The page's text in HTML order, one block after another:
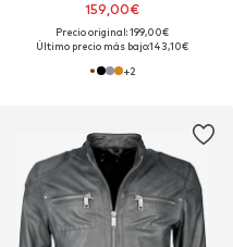
159,00€
Precio original: 199,00€
Último precio más bajo:143,10€
+2